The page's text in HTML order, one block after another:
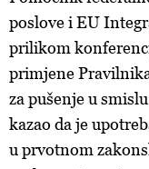
poslove i EU
prilikom
primjene
za pušenje u
kazao da je
u prvotnom